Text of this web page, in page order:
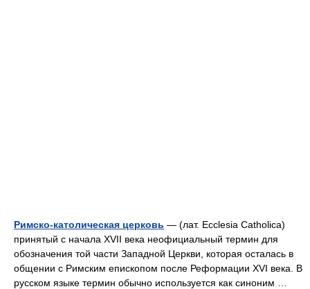
Римско-католическая церковь — (лат. Ecclesia Catholica)
принятый с начала XVII века неофициальный термин для
обозначения той части Западной Церкви, которая осталась в
общении с Римским епископом после Реформации XVI века. В
русском языке термин обычно используется как синоним …